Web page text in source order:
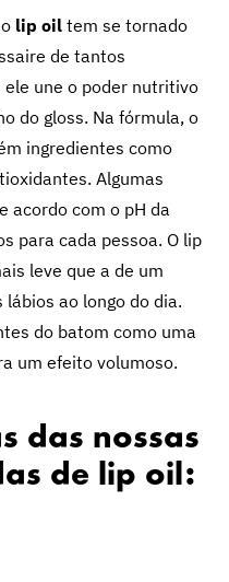
lip oil tem se tornado
de tantos
une o poder nutritivo
do gloss. Na fórmula, o
ingredientes como
Algumas
acordo com o pH da
para cada pessoa. O lip
leve que a de um
ao longo do dia.
do batom como uma
um efeito volumoso.
das nossas
de lip oil: